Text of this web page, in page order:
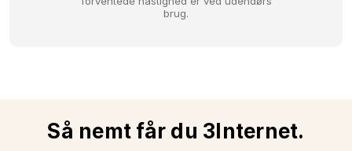
brug.
Så nemt får du 3Internet.